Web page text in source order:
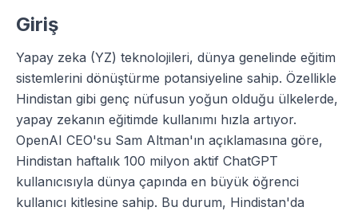
Giriş
Yapay zeka (YZ) teknolojileri, dünya genelinde eğitim
sistemlerini dönüştürme potansiyeline sahip. Özellikle
Hindistan gibi genç nüfusun yoğun olduğu ülkelerde,
yapay zekanın eğitimde kullanımı hızla artıyor.
OpenAI CEO'su Sam Altman'ın açıklamasına göre,
Hindistan haftalık 100 milyon aktif ChatGPT
kullanıcısıyla dünya çapında en büyük öğrenci
kullanıcı kitlesine sahip. Bu durum, Hindistan'da